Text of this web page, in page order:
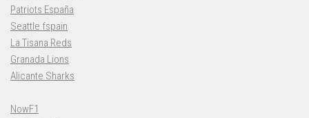
Patriots España
Seattle fspain
La Tisana Reds
Granada Lions
Alicante Sharks
NowF1